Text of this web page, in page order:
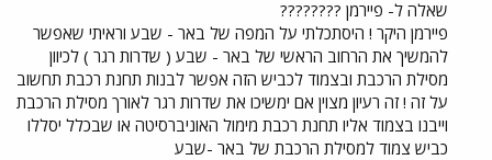
שאלה ל- פיירמן ????????
פיירמן היקר ! היסתכלתי על המפה של באר - שבע וראיתי שאפשר
להמשיך את הרחוב הראשי של באר - שבע ( שדרות רגר ) לכיוון
מסילת הרכבת ובצמוד לכביש הזה אפשר לבנות תחנת רכבת תחשוב
על זה ! זה רעיון מצוין אם ימשיכו את שדרות רגר לאורך מסילת הרכבת
וייבנו בצמוד אליו תחנת רכבת מימול האוניברסיטה או שבכלל יסללו
כביש צמוד למסילת הרכבת של באר -שבע